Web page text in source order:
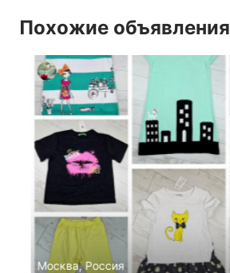
Похожие объявления
Москва, Россия